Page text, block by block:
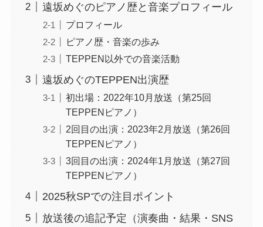
遠坂めぐのピアノ歴と音楽プロフィール
プロフィール
ピアノ歴・音楽の歩み
TEPPEN以外での音楽活動
遠坂めぐのTEPPEN出演歴
初出場：2022年10月放送（第25回
TEPPENピアノ）
2回目の出演：2023年2月放送（第26回
TEPPENピアノ）
3回目の出演：2024年1月放送（第27回
TEPPENピアノ）
2025秋SPでの注目ポイント
放送後の追記予定（演奏曲・結果・SNS